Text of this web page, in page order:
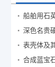
船舶用石
深色名贵
表壳体及
合成蓝宝